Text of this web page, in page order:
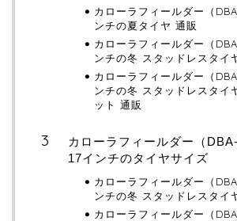
カローラフィールダー（
ンチの夏タイヤ 通販
カローラフィールダー（
ンチの冬 スタッドレスタイ
カローラフィールダー（
ンチの冬 スタッドレスタイ
ット 通販
カローラフィールダー（
17インチのタイヤサイズ
カローラフィールダー（
ンチの冬 スタッドレスタイ
カローラフィールダー（